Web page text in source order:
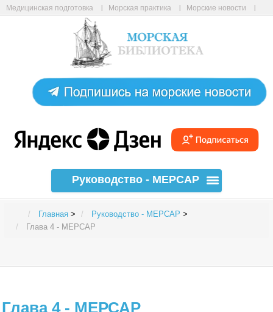
Медицинская подготовка Морская практика
Морские новости
Авиабилеты онлайн
Руководство - МЕРСАР
Главная > Руководство - МЕРСАР >
Глава 4 - МЕРСАР
Глава 4 - МЕРСАР